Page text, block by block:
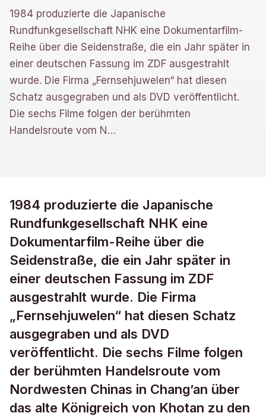
1984 produzierte die Japanische
Rundfunkgesellschaft NHK eine Dokumentarfilm-
Reihe über die Seidenstraße, die ein Jahr später in
einer deutschen Fassung im ZDF ausgestrahlt
wurde. Die Firma „Fernsehjuwelen“ hat diesen
Schatz ausgegraben und als DVD veröffentlicht.
Die sechs Filme folgen der berühmten
Handelsroute vom N …
1984 produzierte die Japanische
Rundfunkgesellschaft NHK eine
Dokumentarfilm-Reihe über die
Seidenstraße, die ein Jahr später in
einer deutschen Fassung im ZDF
ausgestrahlt wurde. Die Firma
„Fernsehjuwelen“ hat diesen Schatz
ausgegraben und als DVD
veröffentlicht. Die sechs Filme folgen
der berühmten Handelsroute vom
Nordwesten Chinas in Chang’an über
das alte Königreich von Khotan zu den